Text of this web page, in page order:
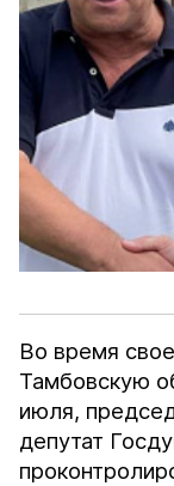
Во время
Тамбовскую
июля,
депутат